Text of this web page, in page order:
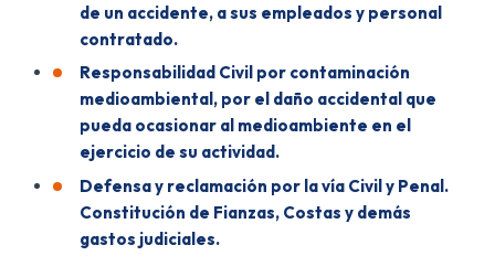
de un accidente, a sus empleados y personal
contratado.
Responsabilidad Civil por contaminación
medioambiental, por el daño accidental que
pueda ocasionar al medioambiente en el
ejercicio de su actividad.
Defensa y reclamación por la vía Civil y Penal.
Constitución de Fianzas, Costas y demás
gastos judiciales.